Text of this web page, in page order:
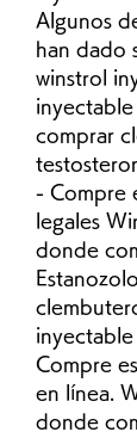
Algunos
han dado
winstrol
comprar
- Compre
legales
donde
Compre
en línea.
donde